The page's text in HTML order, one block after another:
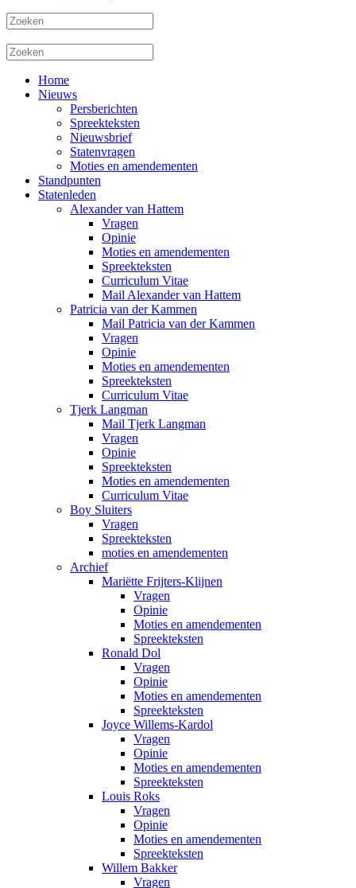
Home
Nieuws
Persberichten
Spreekteksten
Nieuwsbrief
Statenvragen
Moties en amendementen
Standpunten
Statenleden
Alexander van Hattem
Vragen
Opinie
Moties en amendementen
Spreekteksten
Curriculum Vitae
Mail Alexander van Hattem
Patricia van der Kammen
Mail Patricia van der Kammen
Vragen
Opinie
Moties en amendementen
Spreekteksten
Curriculum Vitae
Tjerk Langman
Mail Tjerk Langman
Vragen
Opinie
Spreekteksten
Moties en amendementen
Curriculum Vitae
Boy Sluiters
Vragen
Spreekteksten
moties en amendementen
Archief
Mariëtte Frijters-Klijnen
Vragen
Opinie
Moties en amendementen
Spreekteksten
Ronald Dol
Vragen
Opinie
Moties en amendementen
Spreekteksten
Joyce Willems-Kardol
Vragen
Opinie
Moties en amendementen
Spreekteksten
Louis Roks
Vragen
Opinie
Moties en amendementen
Spreekteksten
Willem Bakker
Vragen